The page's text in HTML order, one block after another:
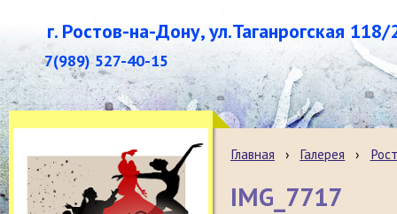
г. Ростов-на-Дону, ул.Таганрогская 118/
7(989) 527-40-15
Главная › Галерея ›
IMG_7717